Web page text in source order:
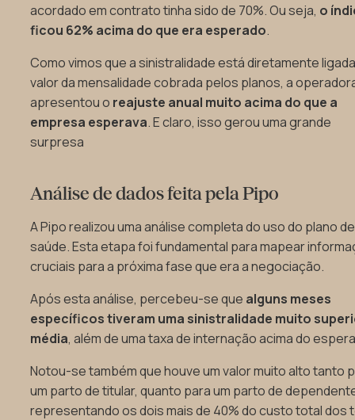
acordado em contrato tinha sido de 70%. Ou seja, o
ficou 62% acima do que era esperado.
Como vimos que a sinistralidade está diretamente
valor da mensalidade cobrada pelos planos, a
apresentou o reajuste anual muito acima do que a
empresa esperava. E claro, isso gerou uma grande
surpresa
Análise de dados feita pela Pipo
A Pipo realizou uma análise completa do uso do plano de
saúde. Esta etapa foi fundamental para mapear
cruciais para a próxima fase que era a negociação.
Após esta análise, percebeu-se que alguns meses
específicos tiveram uma sinistralidade muito
média, além de uma taxa de internação acima do
Notou-se também que houve um valor muito alto tanto
um parto de titular, quanto para um parto de
representando os dois mais de 40% do custo total dos